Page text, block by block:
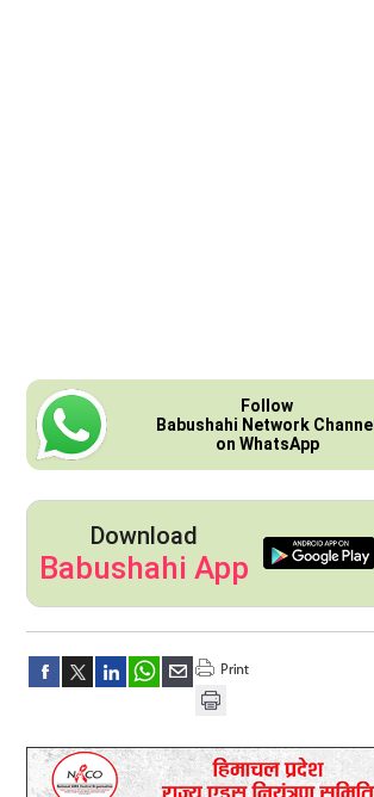
Follow
Babushahi Network Channel
on WhatsApp
Download
Babushahi App